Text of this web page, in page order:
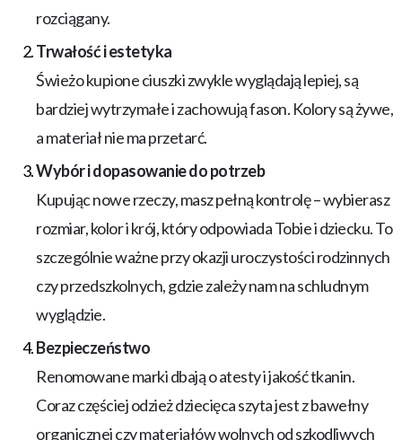
rozciągany.
Trwałość i estetyka
Świeżo kupione ciuszki zwykle wyglądają lepiej, są
bardziej wytrzymałe i zachowują fason. Kolory są żywe,
a materiał nie ma przetarć.
Wybór i dopasowanie do potrzeb
Kupując nowe rzeczy, masz pełną kontrolę – wybierasz
rozmiar, kolor i krój, który odpowiada Tobie i dziecku. To
szczególnie ważne przy okazji uroczystości rodzinnych
czy przedszkolnych, gdzie zależy nam na schludnym
wyglądzie.
Bezpieczeństwo
Renomowane marki dbają o atesty i jakość tkanin.
Coraz częściej odzież dziecięca szyta jest z bawełny
organicznej czy materiałów wolnych od szkodliwych